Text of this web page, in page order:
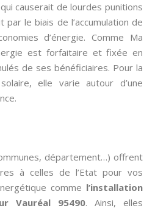
causerait de lourdes punitions
le biais de l’accumulation de
d’énergie. Comme Ma
est forfaitaire et fixée en
de ses bénéficiaires. Pour la
elle varie autour d’une
département…) offrent
à celles de l’Etat pour vos
comme l’installation
Vauréal 95490. Ainsi, elles